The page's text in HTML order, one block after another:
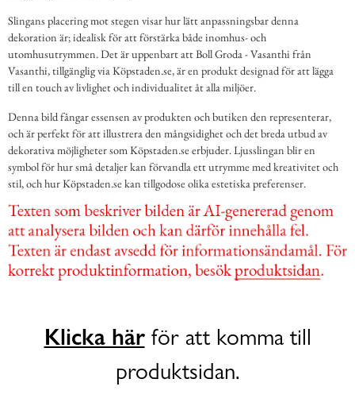
Slingans placering mot stegen visar hur lätt anpassningsbar denna
dekoration är; idealisk för att förstärka både inomhus- och
utomhusutrymmen. Det är uppenbart att Boll Groda - Vasanthi från
Vasanthi, tillgänglig via Köpstaden.se, är en produkt designad för att lägga
till en touch av livlighet och individualitet åt alla miljöer.
Denna bild fångar essensen av produkten och butiken den representerar,
och är perfekt för att illustrera den mångsidighet och det breda utbud av
dekorativa möjligheter som Köpstaden.se erbjuder. Ljusslingan blir en
symbol för hur små detaljer kan förvandla ett utrymme med kreativitet och
stil, och hur Köpstaden.se kan tillgodose olika estetiska preferenser.
Klicka härför att komma till
produktsidan.